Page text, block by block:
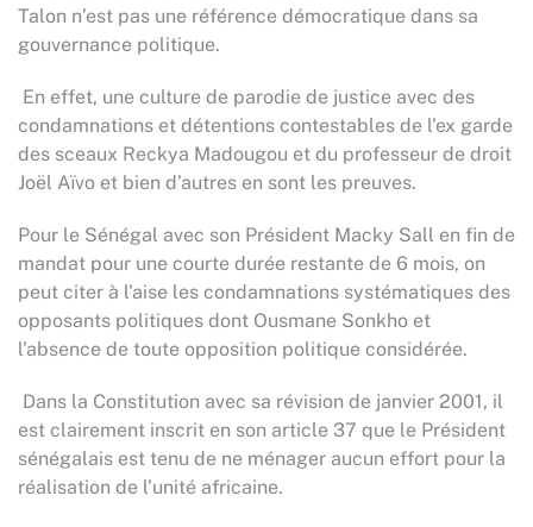
Talon n’est pas une référence démocratique dans sa
gouvernance politique.
En effet, une culture de parodie de justice avec des
condamnations et détentions contestables de l’ex garde
des sceaux Reckya Madougou et du professeur de droit
Joël Aïvo et bien d’autres en sont les preuves.
Pour le Sénégal avec son Président Macky Sall en fin de
mandat pour une courte durée restante de 6 mois, on
peut citer à l’aise les condamnations systématiques des
opposants politiques dont Ousmane Sonkho et
l’absence de toute opposition politique considérée.
Dans la Constitution avec sa révision de janvier 2001, il
est clairement inscrit en son article 37 que le Président
sénégalais est tenu de ne ménager aucun effort pour la
réalisation de l’unité africaine.